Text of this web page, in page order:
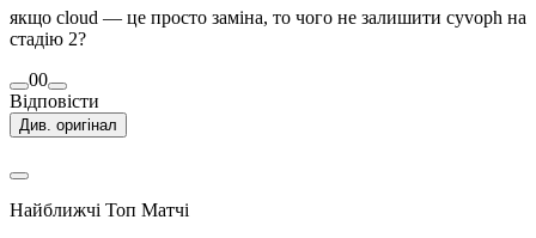
якщо cloud — це просто заміна, то чого не залишити cyvoph на
стадію 2?
00
Відповісти
Див. оригінал
Найближчі Топ Матчі